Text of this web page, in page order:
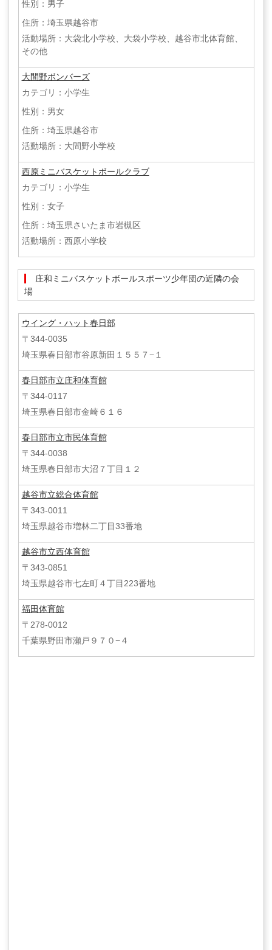
性別：男子
住所：埼玉県越谷市
活動場所：大袋北小学校、大袋小学校、越谷市北体育館、
その他
大間野ボンバーズ
カテゴリ：小学生
性別：男女
住所：埼玉県越谷市
活動場所：大間野小学校
西原ミニバスケットボールクラブ
カテゴリ：小学生
性別：女子
住所：埼玉県さいたま市岩槻区
活動場所：西原小学校
庄和ミニバスケットボールスポーツ少年団の近隣の会
場
ウイング・ハット春日部
〒344-0035
埼玉県春日部市谷原新田１５５７−１
春日部市立庄和体育館
〒344-0117
埼玉県春日部市金崎６１６
春日部市立市民体育館
〒344-0038
埼玉県春日部市大沼７丁目１２
越谷市立総合体育館
〒343-0011
埼玉県越谷市増林二丁目33番地
越谷市立西体育館
〒343-0851
埼玉県越谷市七左町４丁目223番地
福田体育館
〒278-0012
千葉県野田市瀬戸９７０−４